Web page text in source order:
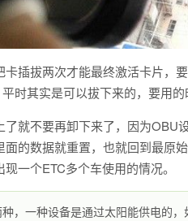
卡插拔两次才能最终激活卡片，
时其实是可以拔下来的，要用的
了就不要再卸下来了，因为OBU
的数据就重置，也就回到最原
一个ETC多个车使用的情况。
，一种设备是通过太阳能供电的